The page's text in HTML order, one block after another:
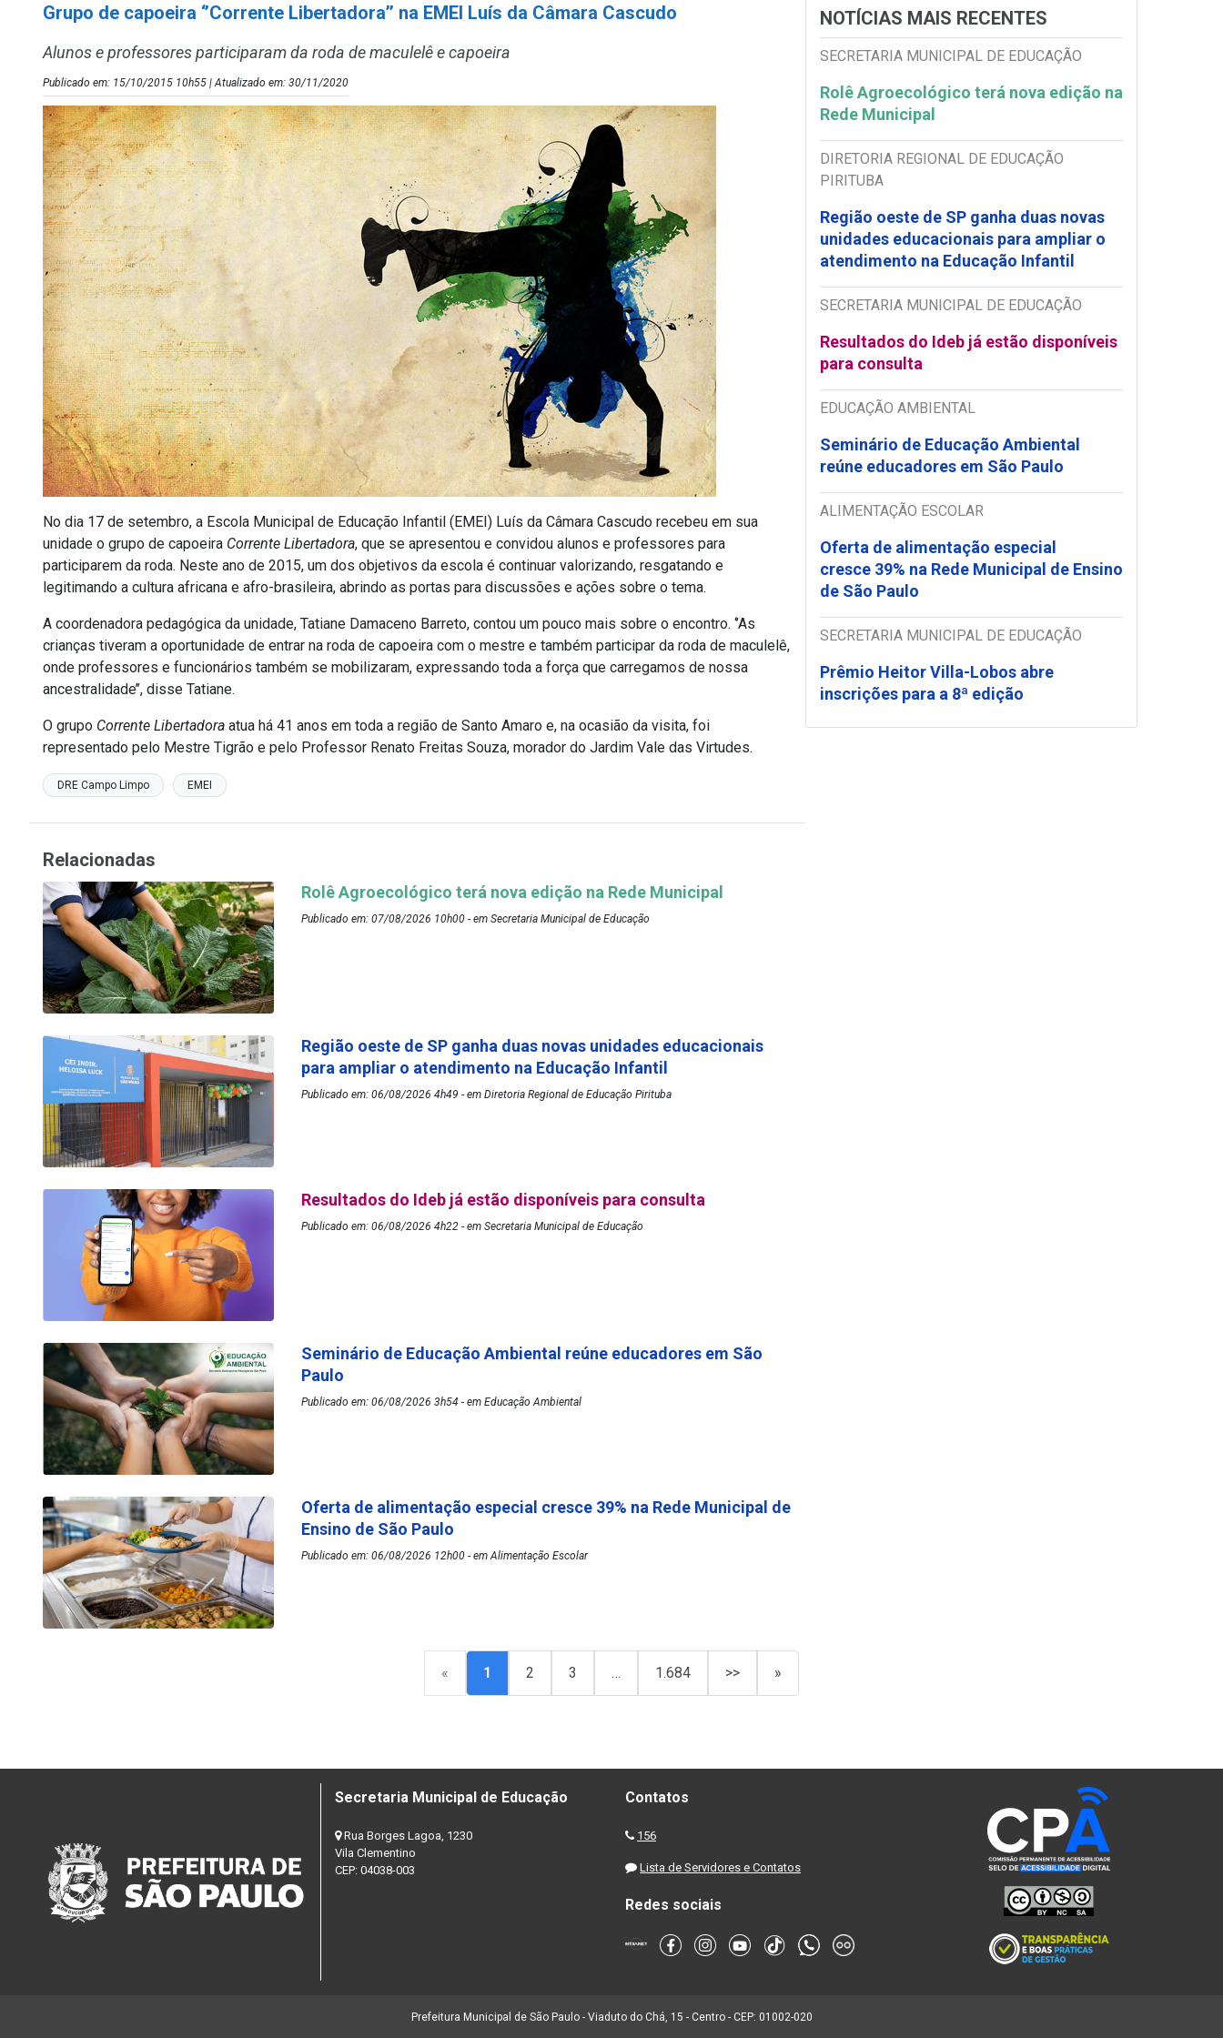
Grupo de capoeira ‘’Corrente Libertadora’’ na EMEI Luís da Câmara Cascudo
Alunos e professores participaram da roda de maculelê e capoeira
Publicado em: 15/10/2015 10h55 | Atualizado em: 30/11/2020
No dia 17 de setembro, a Escola Municipal de Educação Infantil (EMEI) Luís da Câmara Cascudo recebeu em sua
unidade o grupo de capoeira Corrente Libertadora, que se apresentou e convidou alunos e professores para
participarem da roda. Neste ano de 2015, um dos objetivos da escola é continuar valorizando, resgatando e
legitimando a cultura africana e afro-brasileira, abrindo as portas para discussões e ações sobre o tema.
A coordenadora pedagógica da unidade, Tatiane Damaceno Barreto, contou um pouco mais sobre o encontro. ‘’As
crianças tiveram a oportunidade de entrar na roda de capoeira com o mestre e também participar da roda de maculelê,
onde professores e funcionários também se mobilizaram, expressando toda a força que carregamos de nossa
ancestralidade’’, disse Tatiane.
O grupo Corrente Libertadora atua há 41 anos em toda a região de Santo Amaro e, na ocasião da visita, foi
representado pelo Mestre Tigrão e pelo Professor Renato Freitas Souza, morador do Jardim Vale das Virtudes.
DRE Campo Limpo EMEI
NOTÍCIAS MAIS RECENTES
SECRETARIA MUNICIPAL DE EDUCAÇÃO
Rolê Agroecológico terá nova edição na
Rede Municipal
DIRETORIA REGIONAL DE EDUCAÇÃO
PIRITUBA
Região oeste de SP ganha duas novas
unidades educacionais para ampliar o
atendimento na Educação Infantil
SECRETARIA MUNICIPAL DE EDUCAÇÃO
Resultados do Ideb já estão disponíveis
para consulta
EDUCAÇÃO AMBIENTAL
Seminário de Educação Ambiental
reúne educadores em São Paulo
ALIMENTAÇÃO ESCOLAR
Oferta de alimentação especial
cresce 39% na Rede Municipal de Ensino
de São Paulo
SECRETARIA MUNICIPAL DE EDUCAÇÃO
Prêmio Heitor Villa-Lobos abre
inscrições para a 8ª edição
Relacionadas
Rolê Agroecológico terá nova edição na Rede Municipal
Publicado em: 07/08/2026 10h00 - em Secretaria Municipal de Educação
Região oeste de SP ganha duas novas unidades educacionais
para ampliar o atendimento na Educação Infantil
Publicado em: 06/08/2026 4h49 - em Diretoria Regional de Educação Pirituba
Resultados do Ideb já estão disponíveis para consulta
Publicado em: 06/08/2026 4h22 - em Secretaria Municipal de Educação
Seminário de Educação Ambiental reúne educadores em São
Paulo
Publicado em: 06/08/2026 3h54 - em Educação Ambiental
Oferta de alimentação especial cresce 39% na Rede Municipal de
Ensino de São Paulo
Publicado em: 06/08/2026 12h00 - em Alimentação Escolar
« 1 2 3 … 1.684 >> »
Secretaria Municipal de Educação
Rua Borges Lagoa, 1230
Vila Clementino
CEP: 04038-003
Contatos
156
Lista de Servidores e Contatos
Redes sociais
Prefeitura Municipal de São Paulo - Viaduto do Chá, 15 - Centro - CEP: 01002-020